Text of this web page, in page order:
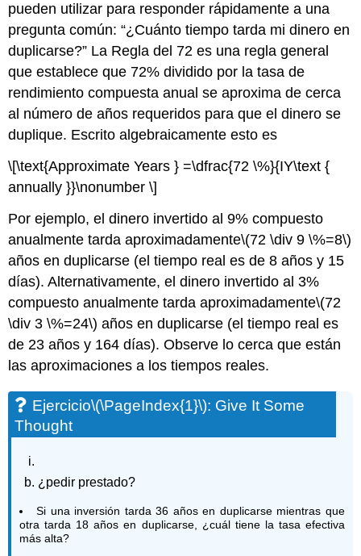
pueden utilizar para responder rápidamente a una
pregunta común: “¿Cuánto tiempo tarda mi dinero en
duplicarse?” La Regla del 72 es una regla general
que establece que 72% dividido por la tasa de
rendimiento compuesta anual se aproxima de cerca
al número de años requeridos para que el dinero se
duplique. Escrito algebraicamente esto es
\[\text{Approximate Years } =\dfrac{72 \%}{IY\text {
annually }}\nonumber \]
Por ejemplo, el dinero invertido al 9% compuesto
anualmente tarda aproximadamente\(72 \div 9 \%=8\)
años en duplicarse (el tiempo real es de 8 años y 15
días). Alternativamente, el dinero invertido al 3%
compuesto anualmente tarda aproximadamente\(72
\div 3 \%=24\) años en duplicarse (el tiempo real es
de 23 años y 164 días). Observe lo cerca que están
las aproximaciones a los tiempos reales.
Ejercicio\(\PageIndex{1}\): Give It Some
Thought
¿pedir prestado?
Si una inversión tarda 36 años en duplicarse mientras que
otra tarda 18 años en duplicarse, ¿cuál tiene la tasa efectiva
más alta?